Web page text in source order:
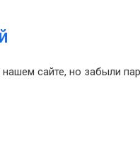
сайте, но забыли